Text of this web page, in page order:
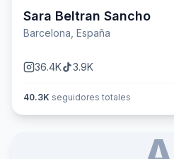
Sara Beltran Sancho
Barcelona, España
36.4K 3.9K
40.3K seguidores totales